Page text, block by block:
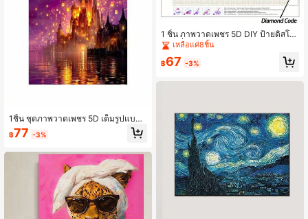
1ชิ้น ชุดภาพวาดเพชร 5D เต็มรูปแบบ
DIY, ปราสาทโคมไฟฟ้า, ศิลปะ 5D DIY
ปักผ้าโมเสกภาพวาดเพชร, ตกแต่งบ้า
อเป็นของขวัญวันหยุดสำหรับเพื่อน
฿77 -3%
1 ชิ้น ภาพวาดเพชร 5D DIY ป้ายดิสโก้,
ชุดเครื่องมือวาดภาพเพชรประกาย, เหม
าะสำหรับตกแต่งผนังห้องปาร์ตี้ บาร์ หรื
อห้องเต้นรำ
เหลือแค่8ชิ้น
฿67 -3%